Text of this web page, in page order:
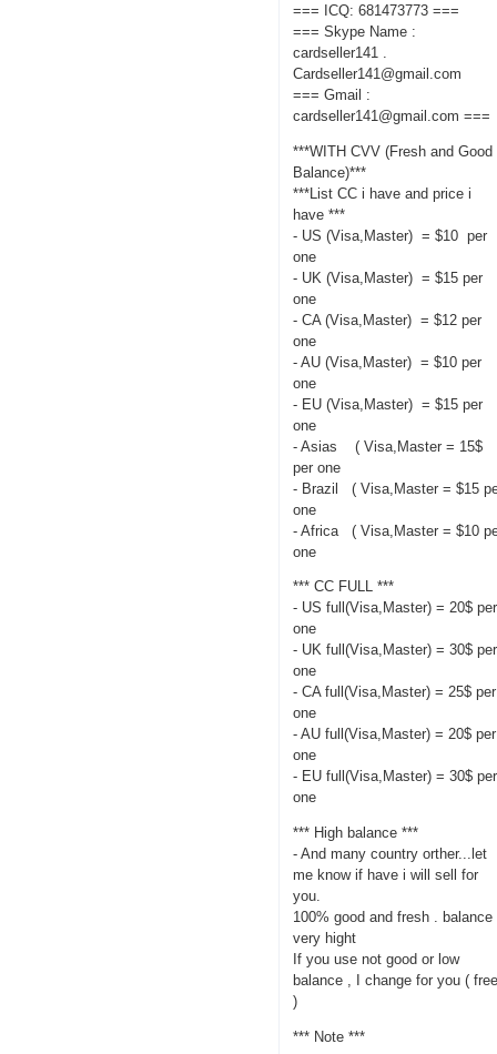
=== ICQ: 681473773 ===
=== Skype Name :
cardseller141 .
Cardseller141@gmail.com
=== Gmail :
cardseller141@gmail.com ===
***WITH CVV (Fresh and Good
Balance)***
***List CC i have and price i
have ***
- US (Visa,Master) = $10 per
one
- UK (Visa,Master) = $15 per
one
- CA (Visa,Master) = $12 per
one
- AU (Visa,Master) = $10 per
one
- EU (Visa,Master) = $15 per
one
- Asias ( Visa,Master = 15$
per one
- Brazil ( Visa,Master = $15
one
- Africa ( Visa,Master = $10
one
*** CC FULL ***
- US full(Visa,Master) = 20$ per
one
- UK full(Visa,Master) = 30$ per
one
- CA full(Visa,Master) = 25$ per
one
- AU full(Visa,Master) = 20$ per
one
- EU full(Visa,Master) = 30$ per
one
*** High balance ***
- And many country orther...let
me know if have i will sell for
you.
100% good and fresh . balance
very hight
If you use not good or low
balance , I change for you (
)
*** Note ***